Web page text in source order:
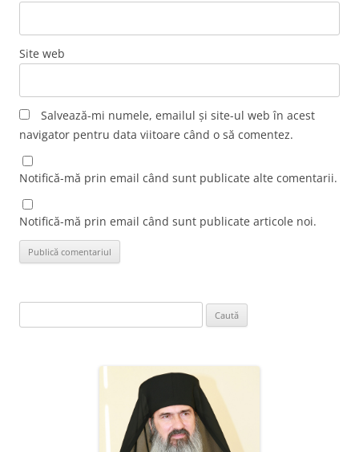
Site web
Salvează-mi numele, emailul și site-ul web în acest
navigator pentru data viitoare când o să comentez.
Notifică-mă prin email când sunt publicate alte comentarii.
Notifică-mă prin email când sunt publicate articole noi.
după: